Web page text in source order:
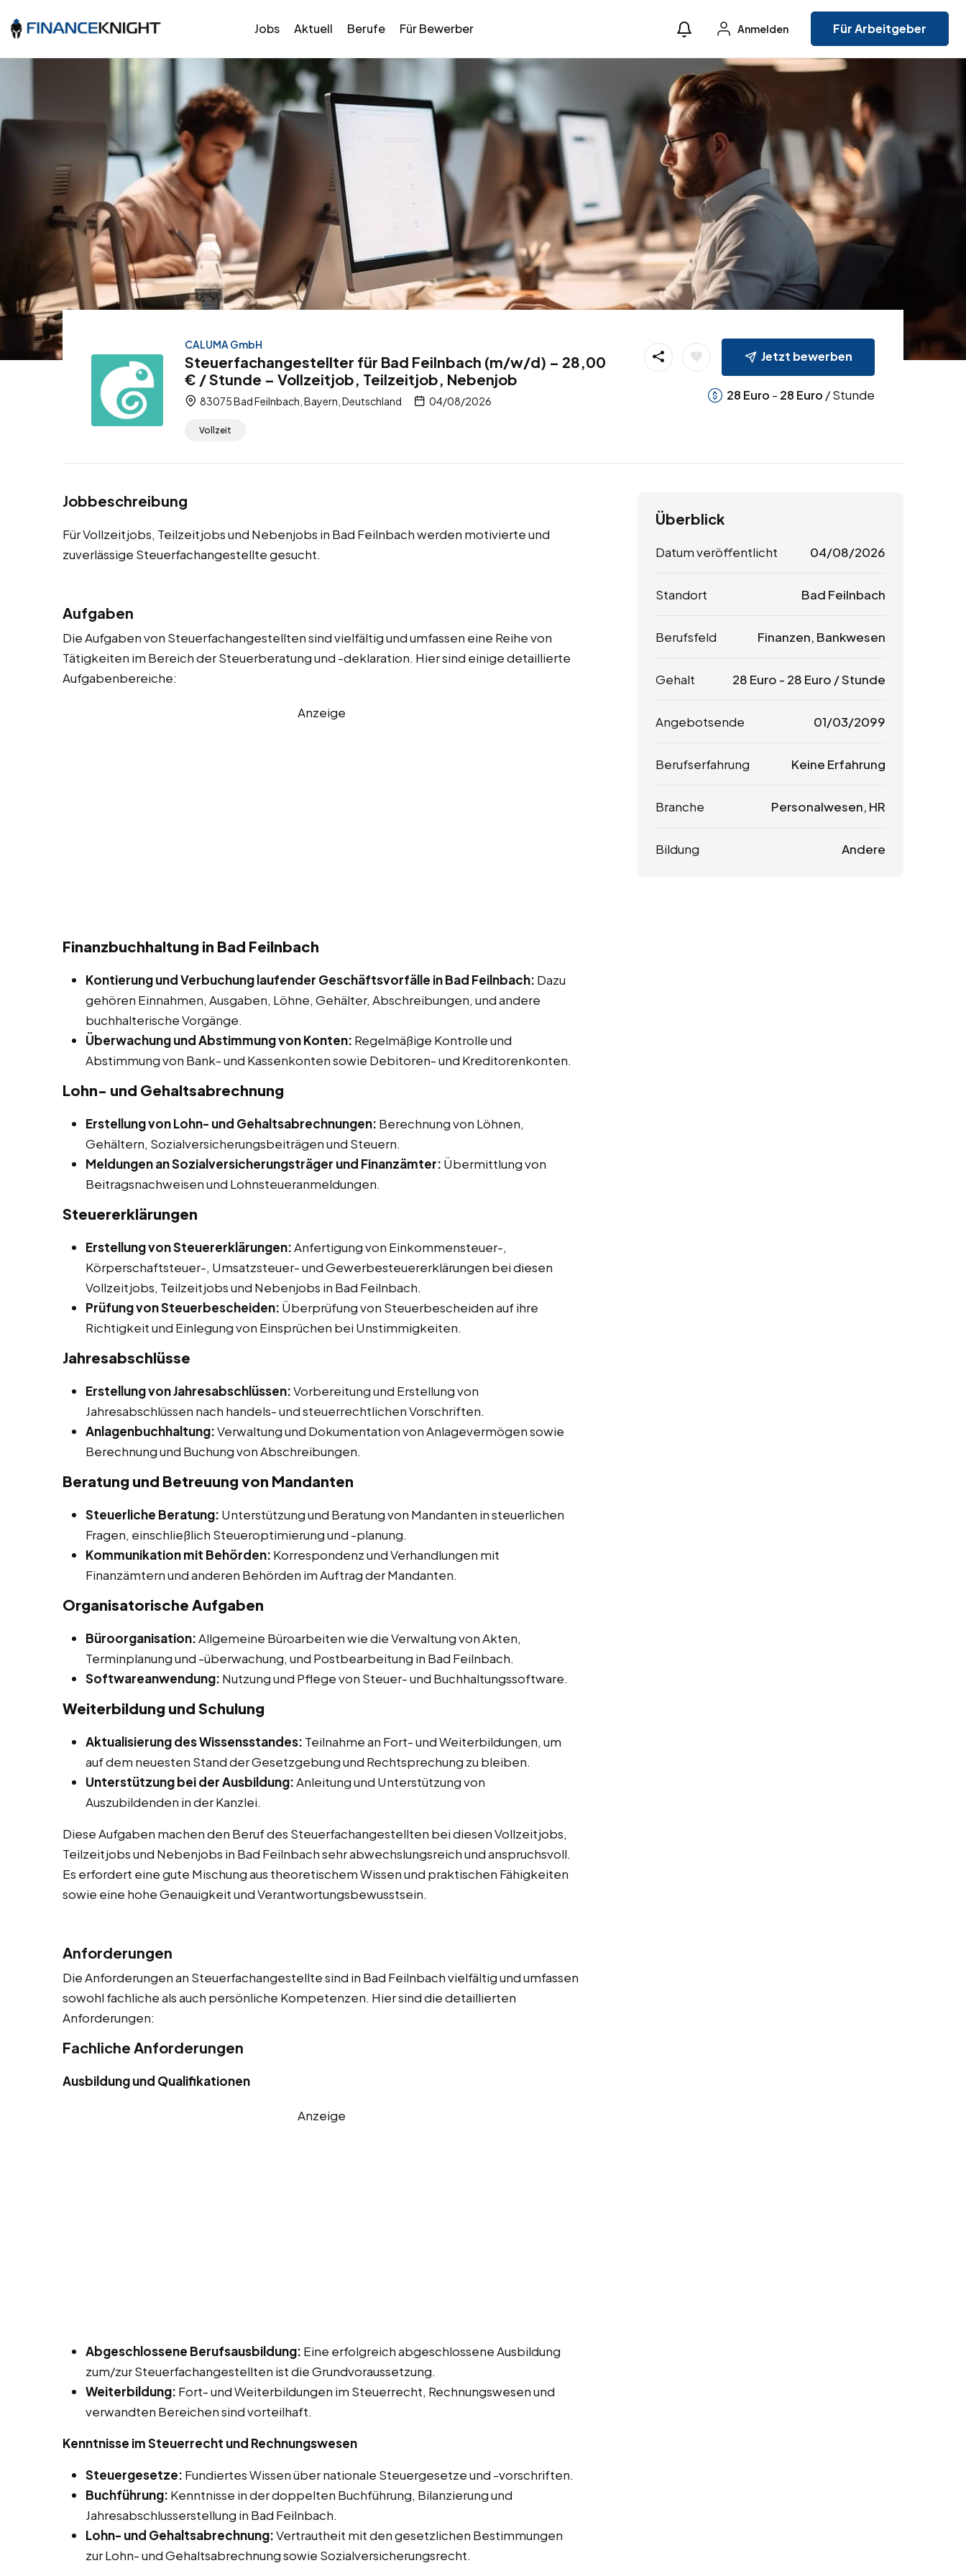
Jobs Aktuell Berufe Für Bewerber Anmelden Für Arbeitgeber
CALUMA GmbH
Steuerfachangestellter für Bad Feilnbach (m/w/d) – 28,00
€ / Stunde – Vollzeitjob, Teilzeitjob, Nebenjob
83075 Bad Feilnbach, Bayern, Deutschland 04/08/2026
Vollzeit
Jetzt bewerben
28 Euro - 28 Euro / Stunde
Jobbeschreibung
Für Vollzeitjobs, Teilzeitjobs und Nebenjobs in Bad Feilnbach werden motivierte und
zuverlässige Steuerfachangestellte gesucht.
Aufgaben
Die Aufgaben von Steuerfachangestellten sind vielfältig und umfassen eine Reihe von
Tätigkeiten im Bereich der Steuerberatung und -deklaration. Hier sind einige detaillierte
Aufgabenbereiche:
Anzeige
Finanzbuchhaltung in Bad Feilnbach
Kontierung und Verbuchung laufender Geschäftsvorfälle in Bad Feilnbach: Dazu
gehören Einnahmen, Ausgaben, Löhne, Gehälter, Abschreibungen, und andere
buchhalterische Vorgänge.
Überwachung und Abstimmung von Konten: Regelmäßige Kontrolle und
Abstimmung von Bank- und Kassenkonten sowie Debitoren- und Kreditorenkonten.
Lohn- und Gehaltsabrechnung
Erstellung von Lohn- und Gehaltsabrechnungen: Berechnung von Löhnen,
Gehältern, Sozialversicherungsbeiträgen und Steuern.
Meldungen an Sozialversicherungsträger und Finanzämter: Übermittlung von
Beitragsnachweisen und Lohnsteueranmeldungen.
Steuererklärungen
Erstellung von Steuererklärungen:Anfertigung von Einkommensteuer-,
Körperschaftsteuer-, Umsatzsteuer- und Gewerbesteuererklärungen bei diesen
Vollzeitjobs, Teilzeitjobs und Nebenjobs in Bad Feilnbach.
Prüfung von Steuerbescheiden: Überprüfung von Steuerbescheiden auf ihre
Richtigkeit und Einlegung von Einsprüchen bei Unstimmigkeiten.
Jahresabschlüsse
Erstellung von Jahresabschlüssen:Vorbereitung und Erstellung von
Jahresabschlüssen nach handels- und steuerrechtlichen Vorschriften.
Anlagenbuchhaltung:Verwaltung und Dokumentation von Anlagevermögen sowie
Berechnung und Buchung von Abschreibungen.
Beratung und Betreuung von Mandanten
Steuerliche Beratung: Unterstützung und Beratung von Mandanten in steuerlichen
Fragen, einschließlich Steueroptimierung und -planung.
Kommunikation mit Behörden: Korrespondenz und Verhandlungen mit
Finanzämtern und anderen Behörden im Auftrag der Mandanten.
Organisatorische Aufgaben
Büroorganisation:Allgemeine Büroarbeiten wie die Verwaltung von Akten,
Terminplanung und -überwachung, und Postbearbeitung in Bad Feilnbach.
Softwareanwendung: Nutzung und Pflege von Steuer- und Buchhaltungssoftware.
Weiterbildung und Schulung
Aktualisierung des Wissensstandes: Teilnahme an Fort- und Weiterbildungen, um
auf dem neuesten Stand der Gesetzgebung und Rechtsprechung zu bleiben.
Unterstützung bei der Ausbildung:Anleitung und Unterstützung von
Auszubildenden in der Kanzlei.
Diese Aufgaben machen den Beruf des Steuerfachangestellten bei diesen Vollzeitjobs,
Teilzeitjobs und Nebenjobs in Bad Feilnbach sehr abwechslungsreich und anspruchsvoll.
Es erfordert eine gute Mischung aus theoretischem Wissen und praktischen Fähigkeiten
sowie eine hohe Genauigkeit und Verantwortungsbewusstsein.
Anforderungen
Die Anforderungen an Steuerfachangestellte sind in Bad Feilnbach vielfältig und umfassen
sowohl fachliche als auch persönliche Kompetenzen. Hier sind die detaillierten
Anforderungen:
Fachliche Anforderungen
Ausbildung und Qualifikationen
Anzeige
Abgeschlossene Berufsausbildung: Eine erfolgreich abgeschlossene Ausbildung
zum/zur Steuerfachangestellten ist die Grundvoraussetzung.
Weiterbildung: Fort- und Weiterbildungen im Steuerrecht, Rechnungswesen und
verwandten Bereichen sind vorteilhaft.
Kenntnisse im Steuerrecht und Rechnungswesen
Steuergesetze: Fundiertes Wissen über nationale Steuergesetze und -vorschriften.
Buchführung: Kenntnisse in der doppelten Buchführung, Bilanzierung und
Jahresabschlusserstellung in Bad Feilnbach.
Lohn- und Gehaltsabrechnung:Vertrautheit mit den gesetzlichen Bestimmungen
zur Lohn- und Gehaltsabrechnung sowie Sozialversicherungsrecht.
Überblick
Datum veröffentlicht 04/08/2026
Standort Bad Feilnbach
Berufsfeld Finanzen, Bankwesen
Gehalt 28 Euro - 28 Euro / Stunde
Angebotsende 01/03/2099
Berufserfahrung Keine Erfahrung
Branche Personalwesen, HR
Bildung Andere